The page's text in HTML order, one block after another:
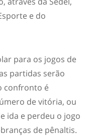
e do
para os jogos de
partidas serão
confronto é
de vitória, ou
ida e perdeu o jogo
de pênaltis.